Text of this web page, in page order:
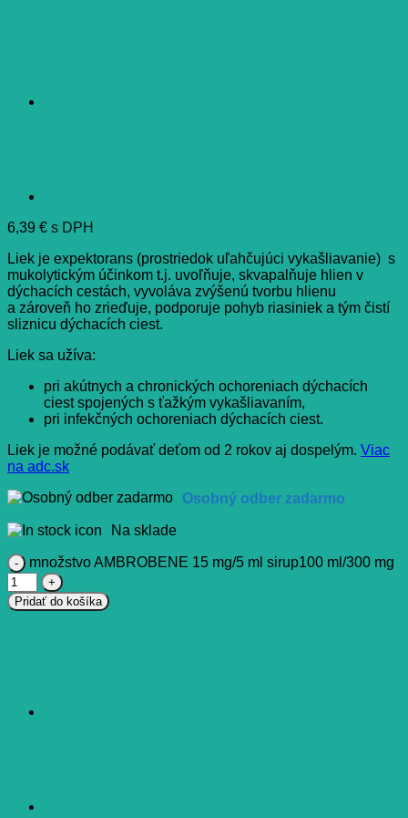
6,39 € s DPH
Liek je expektorans (prostriedok uľahčujúci vykašliavanie) s
mukolytickým účinkom t.j. uvoľňuje, skvapalňuje hlien v
dýchacích cestách, vyvoláva zvýšenú tvorbu hlienu
a zároveň ho zrieďuje, podporuje pohyb riasiniek a tým čistí
sliznicu dýchacích ciest.
Liek sa užíva:
pri akútnych a chronických ochoreniach dýchacích
ciest spojených s ťažkým vykašliavaním,
pri infekčných ochoreniach dýchacích ciest.
Liek je možné podávať deťom od 2 rokov aj dospelým. Viac
na adc.sk
Osobný odber zadarmo
Na sklade
množstvo AMBROBENE 15 mg/5 ml sirup100 ml/300 mg
Pridať do košíka